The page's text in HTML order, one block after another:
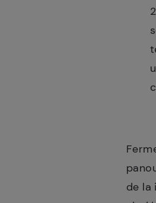
de la